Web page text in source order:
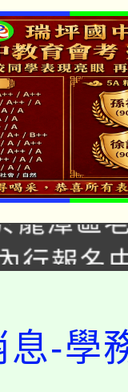
、30在
龍潭區
行報名
動會8/
舉行。
享有免
息-學